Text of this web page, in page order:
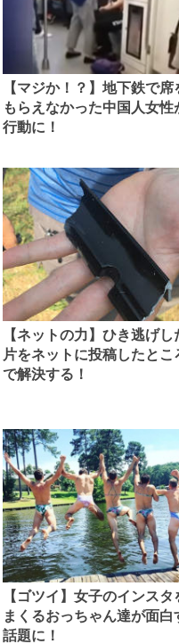
【マジか！？】地下鉄で席
もらえなかった中国人女性
行動に！
【ネットの力】ひき逃げ
片をネットに投稿したと
で解決する！
【ゴツイ】女子のインスタ
まくるおっちゃん達が面白
話題に！